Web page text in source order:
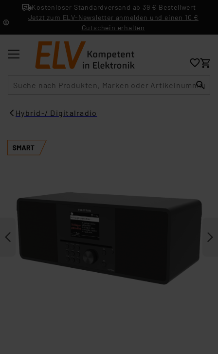
Kostenloser Standardversand ab 39 € Bestellwert
Jetzt zum ELV-Newsletter anmelden und einen 10 €
Gutschein erhalten
Hybrid-/ Digitalradio